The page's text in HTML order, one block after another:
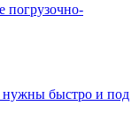
погрузочно-
нужны быстро и под